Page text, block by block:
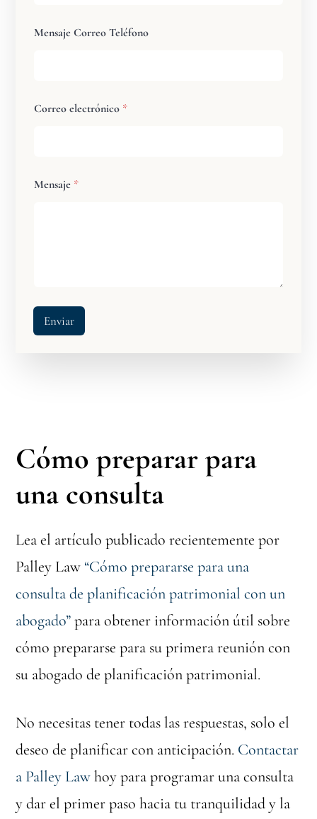
Mensaje Correo Teléfono
Correo electrónico *
Mensaje *
Enviar
Cómo prepararpara
una consulta
Lea el artículo publicado recientemente por
Palley Law “Cómo prepararse para una
consulta de planificación patrimonial con un
abogado”para obtener información útil sobre
cómo prepararse para su primera reunión con
su abogado de planificación patrimonial.
No necesitas tener todas las respuestas, solo el
deseo de planificar con anticipación. Contactar
a Palley Lawhoy para programar una consulta
y dar el primer paso hacia tu tranquilidad y la